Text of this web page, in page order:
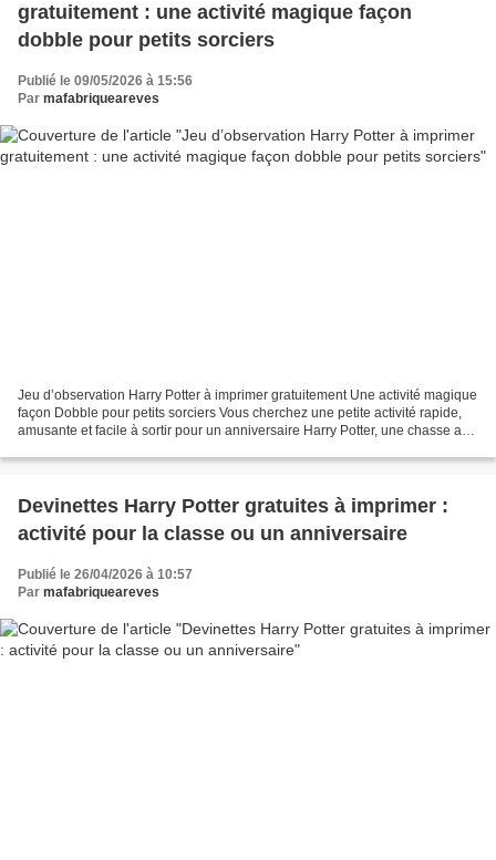
gratuitement : une activité magique façon
dobble pour petits sorciers
Publié le 09/05/2026 à 15:56
Par mafabriqueareves
Jeu d’observation Harry Potter à imprimer gratuitement Une activité magique
façon Dobble pour petits sorciers Vous cherchez une petite activité rapide,
amusante et facile à sortir pour un anniversaire Harry Potter, une chasse au
Devinettes Harry Potter gratuites à imprimer :
activité pour la classe ou un anniversaire
Publié le 26/04/2026 à 10:57
Par mafabriqueareves